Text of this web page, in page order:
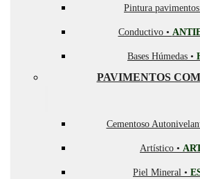
Pintura
Conductivo •
Bases Húmedas •
PAVIMENTOS
Cementoso
Artístico •
Piel Mineral •